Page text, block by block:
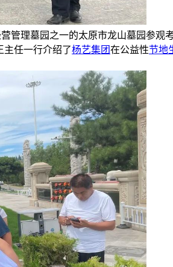
管理墓园之一的太原市龙山墓园参观考
主任一行介绍了杨艺集团在公益性节地